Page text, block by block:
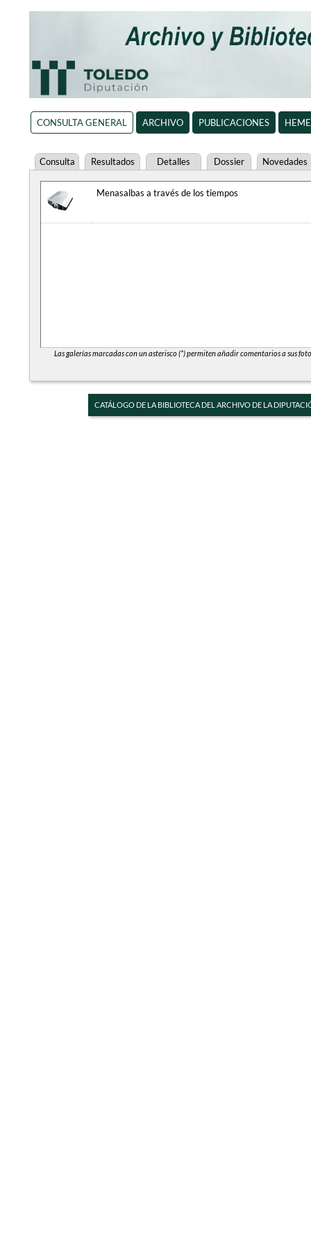
CONSULTA GENERAL ARCHIVO PUBLICACIONES
Consulta Resultados Detalles Dossier Novedades
Menasalbas a través de los tiempos
Las galerías marcadas con un asterisco (*) permiten añadir comentarios a sus
CATÁLOGO DE LA BIBLIOTECA DEL ARCHIVO DE LA